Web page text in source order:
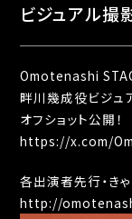
ビジュアル撮
Omotenashi
畔川幾成役ビジュ
オフショット公開！
https://x.com/
各出演者先行・き
http://